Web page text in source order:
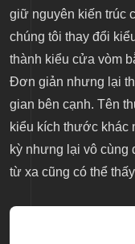
giữ nguyên kiến trúc
chúng tôi thay đổi
thành kiểu cửa vòm
Đơn giản nhưng lại
gian bên cạnh. Tên
kiểu kích thước khác
kỳ nhưng lại vô cùng
từ xa cũng có thể